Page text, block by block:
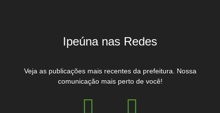
Ipeúna nas Redes
Veja as publicações mais recentes da prefeitura. Nossa
comunicação mais perto de você!